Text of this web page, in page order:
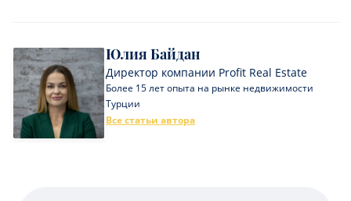
Юлия Байдан
Директор компании Profit Real Estate
Более 15 лет опыта на рынке недвижимости
Турции
Все статьи автора